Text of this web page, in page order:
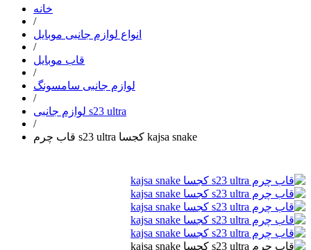
خانه
/
انواع لوازم جانبی موبایل
/
قاب موبایل
/
لوازم جانبی سامسونگ
/
لوازم جانبی s23 ultra
/
قاب چرم s23 ultra کجسا kajsa snake